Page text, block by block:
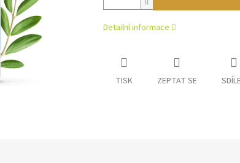
Detailní informace
TISK ZEPTAT SE